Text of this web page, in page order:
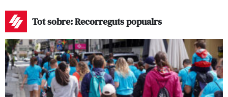
Tot sobre: Recorreguts popualrs